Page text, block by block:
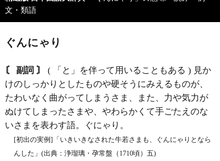
文・類語
ぐんにゃり
〘 副詞 〙
( 「と」を伴って用いることもある ) 見か
けのしっかりとしたものや硬そうにみえるものが、
たわいなく曲がってしまうさま、また、力や気力が
ぬけてしまったさまや、やわらかくて手ごたえのな
いさまを表わす語。ぐにゃり。
[初出の実例]「いきいきなされた牛若さまも、ぐんにゃりとなら
んした」(出典：浄瑠璃・孕常盤（1710頃）五)